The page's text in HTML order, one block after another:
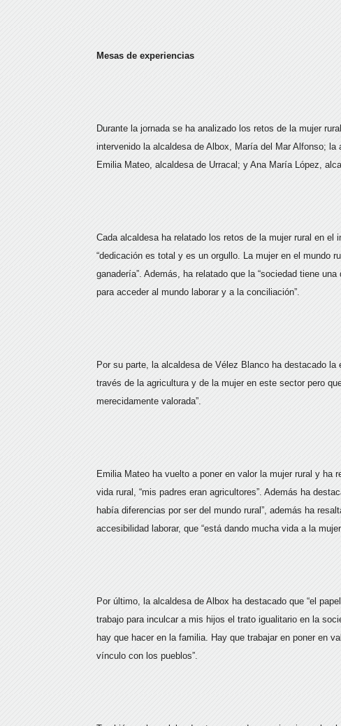
Mesas de experiencias
Durante la jornada se ha analizado los retos de la mujer
intervenido la alcaldesa de Albox, María del Mar Alfonso;
Emilia Mateo, alcaldesa de Urracal; y Ana María López,
Cada alcaldesa ha relatado los retos de la mujer rural en el
“dedicación es total y es un orgullo. La mujer en el mundo
ganadería”. Además, ha relatado que la “sociedad tiene
para acceder al mundo laborar y a la conciliación”.
Por su parte, la alcaldesa de Vélez Blanco ha destacado
través de la agricultura y de la mujer en este sector pero
merecidamente valorada”.
Emilia Mateo ha vuelto a poner en valor la mujer rural y ha
vida rural, “mis padres eran agricultores”. Además ha
había diferencias por ser del mundo rural”, además ha
accesibilidad laborar, que “está dando mucha vida a la mujer
Por último, la alcaldesa de Albox ha destacado que “el
trabajo para inculcar a mis hijos el trato igualitario en la
hay que hacer en la familia. Hay que trabajar en poner en
vínculo con los pueblos”.